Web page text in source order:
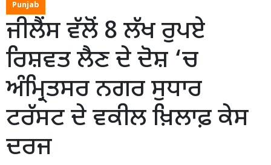
Punjab
ਜੀਲੈਂਸ ਵੱਲੋਂ 8 ਲੱਖ ਰੁਪਏ
ਰਿਸ਼ਵਤ ਲੈਣ ਦੇ ਦੋਸ਼ ‘ਚ
ਅੰਮ੍ਰਿਤਸਰ ਨਗਰ ਸੁਧਾਰ
ਟਰੱਸਟ ਦੇ ਵਕੀਲ ਖ਼ਿਲਾਫ਼ ਕੇਸ
ਦਰਜ